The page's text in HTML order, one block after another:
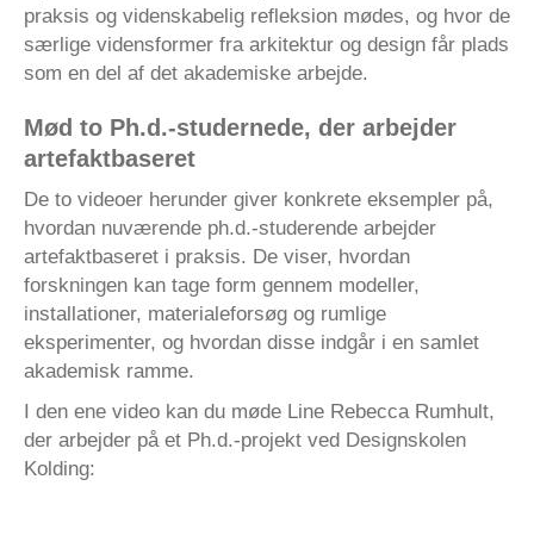
praksis og videnskabelig refleksion mødes, og hvor de
særlige vidensformer fra arkitektur og design får plads
som en del af det akademiske arbejde.
Mød to Ph.d.-studernede, der arbejder
artefaktbaseret
De to videoer herunder giver konkrete eksempler på,
hvordan nuværende ph.d.-studerende arbejder
artefaktbaseret i praksis. De viser, hvordan
forskningen kan tage form gennem modeller,
installationer, materialeforsøg og rumlige
eksperimenter, og hvordan disse indgår i en samlet
akademisk ramme.
I den ene video kan du møde Line Rebecca Rumhult,
der arbejder på et Ph.d.-projekt ved Designskolen
Kolding: